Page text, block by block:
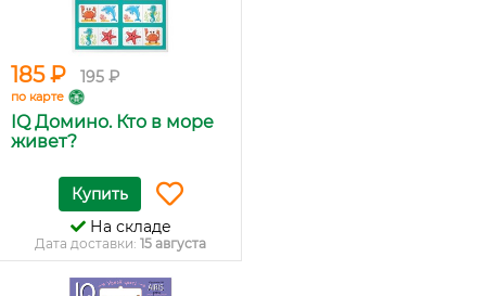
185 ₽ 195 ₽
по карте
IQ Домино. Кто в море
живет?
Купить
На складе
Дата доставки: 15 августа